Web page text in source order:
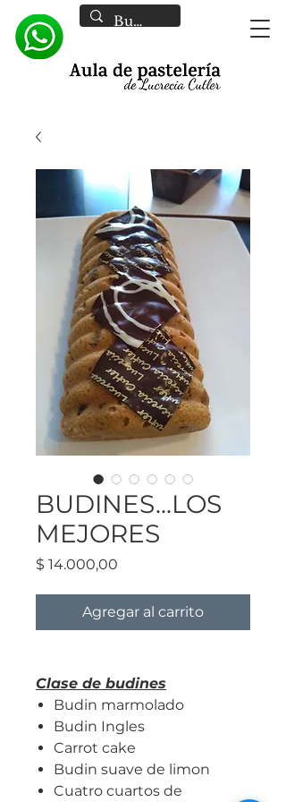
BUDINES...LOS
MEJORES
$ 14.000,00
Agregar al carrito
Clase de budines
Budin marmolado
Budin Ingles
Carrot cake
Budin suave de limon
Cuatro cuartos de